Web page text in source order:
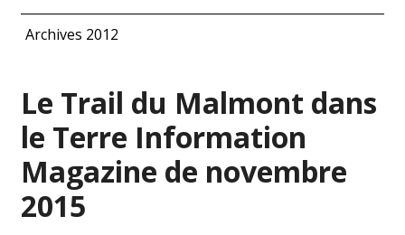
Archives 2012
Le Trail du Malmont dans
le Terre Information
Magazine de novembre
2015